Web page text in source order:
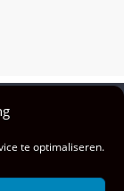
te optimaliseren.